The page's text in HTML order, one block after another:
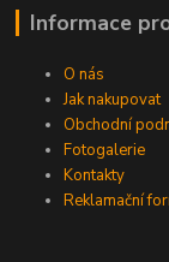
Informace
O nás
Jak nakupovat
Obchodní
Fotogalerie
Kontakty
Reklamační